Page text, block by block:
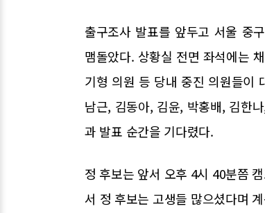
출구조사 발표를 앞두고 서울 중
맴돌았다. 상황실 전면 좌석에는
기형 의원 등 당내 중진 의원들이
남근, 김동아, 김윤, 박홍배, 김한
과 발표 순간을 기다렸다.
정 후보는 앞서 오후 4시 40분쯤
서 정 후보는 고생들 많으셨다며